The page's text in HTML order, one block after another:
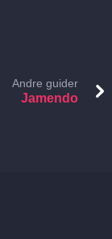
Andre guider
Jamendo